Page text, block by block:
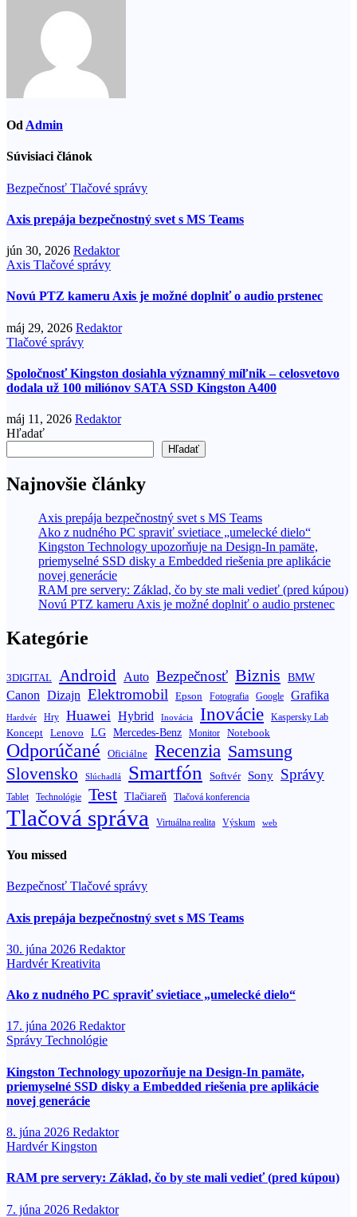
Od Admin
Súvisiaci článok
Bezpečnosť Tlačové správy
Axis prepája bezpečnostný svet s MS Teams
jún 30, 2026 Redaktor
Axis Tlačové správy
Novú PTZ kameru Axis je možné doplniť o audio prstenec
máj 29, 2026 Redaktor
Tlačové správy
Spoločnosť Kingston dosiahla významný míľnik – celosvetovo
dodala už 100 miliónov SATA SSD Kingston A400
máj 11, 2026 Redaktor
Hľadať
Hľadať
Najnovšie články
Axis prepája bezpečnostný svet s MS Teams
Ako z nudného PC spraviť svietiace „umelecké dielo“
Kingston Technology upozorňuje na Design-In pamäte,
priemyselné SSD disky a Embedded riešenia pre aplikácie
novej generácie
RAM pre servery: Základ, čo by ste mali vedieť (pred kúpou)
Novú PTZ kameru Axis je možné doplniť o audio prstenec
Kategórie
3DIGITAL Android Auto Bezpečnosť Biznis BMW
Canon Dizajn Elektromobil Epson Fotografia Google Grafika
Hardvér Hry Huawei Hybrid Inovácia Inovácie Kaspersky Lab
Koncept Lenovo LG Mercedes-Benz Monitor Notebook
Odporúčané Oficiálne Recenzia Samsung
Slovensko Slúchadlá Smartfón Softvér Sony Správy
Tablet Technológie Test Tlačiareň Tlačová konferencia
Tlačová správa Virtuálna realita Výskum web
You missed
Bezpečnosť Tlačové správy
Axis prepája bezpečnostný svet s MS Teams
30. júna 2026 Redaktor
HardvérKreativita
Ako z nudného PC spraviť svietiace „umelecké dielo“
17. júna 2026 Redaktor
Správy Technológie
Kingston Technology upozorňuje na Design-In pamäte,
priemyselné SSD disky a Embedded riešenia pre aplikácie
novej generácie
8. júna 2026 Redaktor
HardvérKingston
RAM pre servery: Základ, čo by ste mali vedieť (pred kúpou)
7. júna 2026 Redaktor